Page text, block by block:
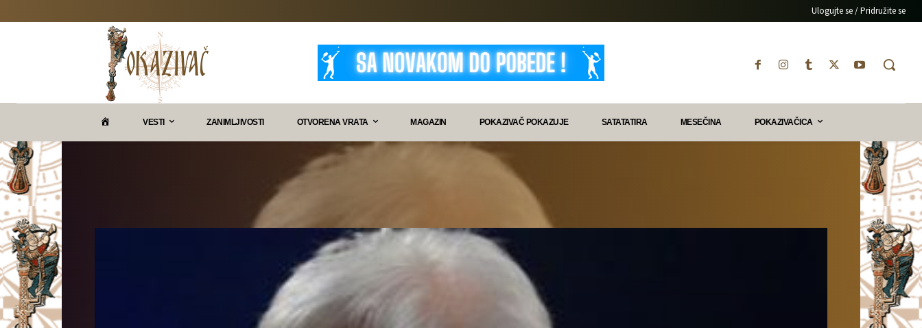
Ulogujte se / Pridružite se
VESTI ZANIMLJIVOSTI OTVORENA VRATA MAGAZIN POKAZIVAČ POKAZUJE SATATATIRA MESEČINA POKAZIVAČICA